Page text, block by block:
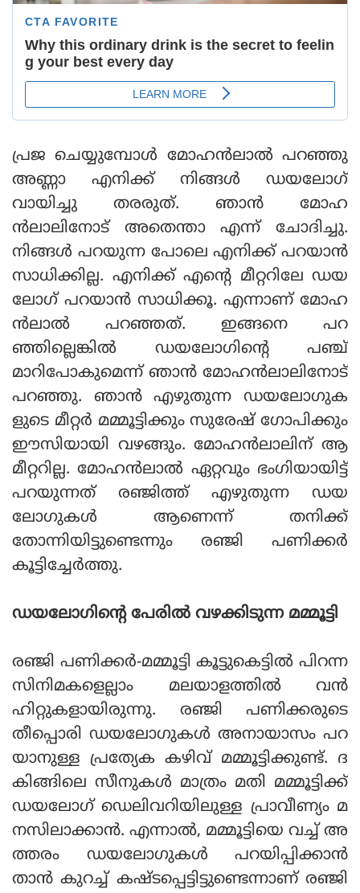
പ്രജ ചെയ്യുമ്പോള്‍ മോഹന്‍ലാല്‍ പറഞ്ഞു
അണ്ണാ എനിക്ക് നിങ്ങള്‍ ഡയലോഗ്
വായിച്ചു തരരുത്. ഞാന്‍ മോഹ
ന്‍ലാലിനോട് അതെന്താ എന്ന് ചോദിച്ചു.
നിങ്ങള്‍ പറയുന്ന പോലെ എനിക്ക് പറയാന്‍
സാധിക്കില്ല. എനിക്ക് എന്റെ മീറ്ററിലേ ഡയ
ലോഗ് പറയാന്‍ സാധിക്കൂ. എന്നാണ് മോഹ
ന്‍ലാല്‍ പറഞ്ഞത്. ഇങ്ങനെ പറ
ഞ്ഞില്ലെങ്കില്‍ ഡയലോഗിന്റെ പഞ്ച്
മാറിപോകുമെന്ന് ഞാന്‍ മോഹന്‍ലാലിനോട്
പറഞ്ഞു. ഞാന്‍ എഴുതുന്ന ഡയലോഗുക
ളുടെ മീറ്റര്‍ മമ്മൂട്ടിക്കും സുരേഷ് ഗോപിക്കും
ഈസിയായി വഴങ്ങും. മോഹന്‍ലാലിന് ആ
മീറ്ററില്ല. മോഹന്‍ലാല്‍ ഏറ്റവും ഭംഗിയായിട്ട്
പറയുന്നത് രഞ്ജിത്ത് എഴുതുന്ന ഡയ
ലോഗുകള്‍ ആണെന്ന് തനിക്ക്
തോന്നിയിട്ടുണ്ടെന്നും രഞ്ജി പണിക്കര്‍
കൂട്ടിച്ചേര്‍ത്തു.
ഡയലോഗിന്റെ പേരില്‍ വഴക്കിടുന്ന മമ്മൂട്ടി
രഞ്ജി പണിക്കര്‍-മമ്മൂട്ടി കൂട്ടുകെട്ടില്‍ പിറന്ന
സിനിമകളെല്ലാം മലയാളത്തില്‍ വന്‍
ഹിറ്റുകളായിരുന്നു. രഞ്ജി പണിക്കരുടെ
തീപ്പൊരി ഡയലോഗുകള്‍ അനായാസം പറ
യാനുള്ള പ്രത്യേക കഴിവ് മമ്മൂട്ടിക്കുണ്ട്. ദ
കിങ്ങിലെ സീനുകള്‍ മാത്രം മതി മമ്മൂട്ടിക്ക്
ഡയലോഗ് ഡെലിവറിയിലുള്ള പ്രാവീണ്യം മ
നസിലാക്കാന്‍. എന്നാല്‍, മമ്മൂട്ടിയെ വച്ച് അ
ത്തരം ഡയലോഗുകള്‍ പറയിപ്പിക്കാന്‍
താന്‍ കുറച്ച് കഷ്ടപ്പെട്ടിട്ടുണ്ടെന്നാണ് രഞ്ജി